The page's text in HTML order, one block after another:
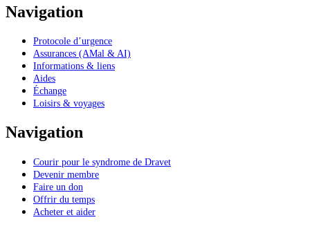
Navigation
Protocole d’urgence
Assurances (AMal & AI)
Informations & liens
Aides
Échange
Loisirs & voyages
Navigation
Courir pour le syndrome de Dravet
Devenir membre
Faire un don
Offrir du temps
Acheter et aider